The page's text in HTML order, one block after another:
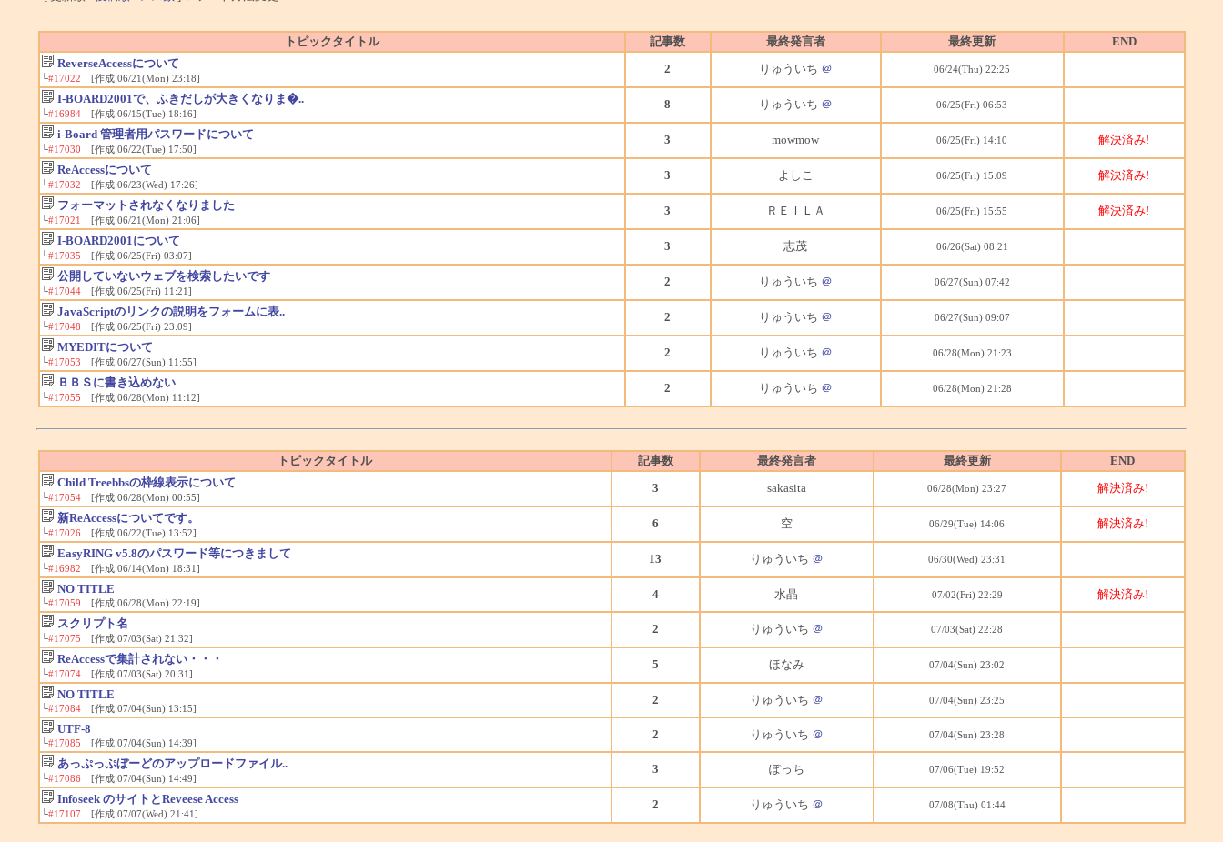
トピックタイトル 記事数 最終発言者 最終更新
END
ReverseAccessについて
└#17022 [作成:06/21(Mon) 23:18]
2 りゅういち ＠ 06/24(Thu) 22:25
I-BOARD2001で、ふきだしが大きくなりま�..
└#16984[作成:06/15(Tue) 18:16]
8 りゅういち ＠ 06/25(Fri) 06:53
i-Board 管理者用パスワードについて
└#17030 [作成:06/22(Tue) 17:50]
3 mowmow 06/25(Fri) 14:10 解決済み!
ReAccessについて
└#17032 [作成:06/23(Wed) 17:26]
3 よしこ 06/25(Fri) 15:09 解決済み!
フォーマットされなくなりました
└#17021 [作成:06/21(Mon) 21:06]
3 ＲＥＩＬＡ 06/25(Fri) 15:55 解決済み!
I-BOARD2001について
└#17035 [作成:06/25(Fri) 03:07]
3 志茂 06/26(Sat) 08:21
公開していないウェブを検索したいです
└#17044[作成:06/25(Fri) 11:21]
2 りゅういち ＠ 06/27(Sun) 07:42
JavaScriptのリンクの説明をフォームに表..
└#17048 [作成:06/25(Fri) 23:09]
2 りゅういち ＠ 06/27(Sun) 09:07
MYEDITについて
└#17053 [作成:06/27(Sun) 11:55]
2 りゅういち ＠ 06/28(Mon) 21:23
ＢＢＳに書き込めない
└#17055 [作成:06/28(Mon) 11:12]
2 りゅういち ＠ 06/28(Mon) 21:28
トピックタイトル 記事数 最終発言者 最終更新
END
Child Treebbsの枠線表示について
└#17054[作成:06/28(Mon) 00:55]
3 sakasita 06/28(Mon) 23:27 解決済み!
新ReAccessについてです。
└#17026[作成:06/22(Tue) 13:52]
6 空 06/29(Tue) 14:06 解決済み!
EasyRING v5.8のパスワード等につきまして
└#16982 [作成:06/14(Mon) 18:31]
13 りゅういち ＠ 06/30(Wed) 23:31
NO TITLE
└#17059 [作成:06/28(Mon) 22:19]
4 水晶 07/02(Fri) 22:29 解決済み!
スクリプト名
└#17075 [作成:07/03(Sat) 21:32]
2 りゅういち ＠ 07/03(Sat) 22:28
ReAccessで集計されない・・・
└#17074[作成:07/03(Sat) 20:31]
5 ほなみ 07/04(Sun) 23:02
NO TITLE
└#17084[作成:07/04(Sun) 13:15]
2 りゅういち ＠ 07/04(Sun) 23:25
UTF-8
└#17085 [作成:07/04(Sun) 14:39]
2 りゅういち ＠ 07/04(Sun) 23:28
あっぷっぷぼーどのアップロードファイル..
└#17086[作成:07/04(Sun) 14:49]
3 ぽっち 07/06(Tue) 19:52
Infoseek のサイトとReveese Access
└#17107[作成:07/07(Wed) 21:41]
2 りゅういち ＠ 07/08(Thu) 01:44